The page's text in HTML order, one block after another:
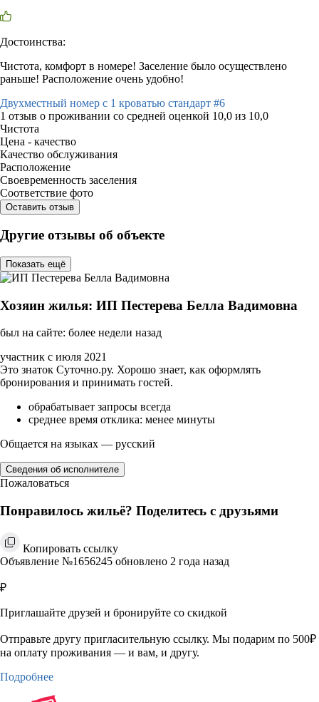
Достоинства:
Чистота, комфорт в номере! Заселение было осуществлено
раньше! Расположение очень удобно!
Двухместный номер с 1 кроватью стандарт #6
1 отзыв о проживании со средней оценкой 10,0 из 10,0
Чистота
Цена - качество
Качество обслуживания
Расположение
Своевременность заселения
Соответствие фото
Оставить отзыв
Другие отзывы об объекте
Показать ещё
Хозяин жилья: ИП Пестерева Белла Вадимовна
был на сайте: более недели назад
участник с июля 2021
Это знаток Суточно.ру. Хорошо знает, как оформлять
бронирования и принимать гостей.
обрабатывает запросы всегда
среднее время отклика: менее минуты
Общается на языках — русский
Сведения об исполнителе
Пожаловаться
Понравилось жильё? Поделитесь с друзьями
Копировать ссылку
Объявление №1656245 обновлено 2 года назад
₽
Приглашайте друзей и бронируйте со скидкой
Отправьте другу пригласительную ссылку. Мы подарим по 500₽
на оплату проживания — и вам, и другу.
Подробнее